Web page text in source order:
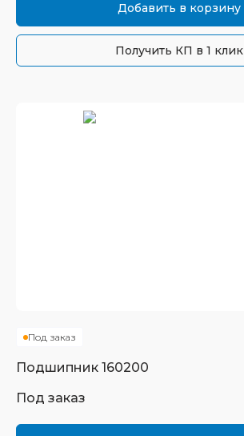
Добавить в корзину
Получить КП в 1 клик
Под заказ
Подшипник 160200
Под заказ